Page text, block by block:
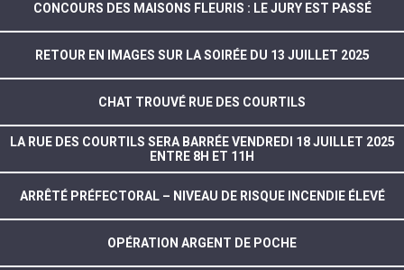
CONCOURS DES MAISONS FLEURIS : LE JURY EST PASSÉ
RETOUR EN IMAGES SUR LA SOIRÉE DU 13 JUILLET 2025
CHAT TROUVÉ RUE DES COURTILS
LA RUE DES COURTILS SERA BARRÉE VENDREDI 18 JUILLET 2025
ENTRE 8H ET 11H
ARRÊTÉ PRÉFECTORAL – NIVEAU DE RISQUE INCENDIE ÉLEVÉ
OPÉRATION ARGENT DE POCHE